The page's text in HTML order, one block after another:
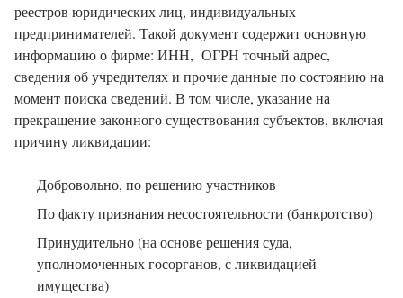
реестров юридических лиц, индивидуальных
предпринимателей. Такой документ содержит основную
информацию о фирме: ИНН, ОГРН точный адрес,
сведения об учредителях и прочие данные по состоянию на
момент поиска сведений. В том числе, указание на
прекращение законного существования субъектов, включая
причину ликвидации:
Добровольно, по решению участников
По факту признания несостоятельности (банкротство)
Принудительно (на основе решения суда,
уполномоченных госорганов, с ликвидацией
имущества)